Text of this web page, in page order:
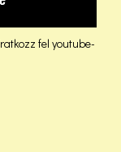
fel youtube-